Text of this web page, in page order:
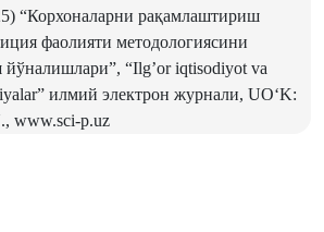
“Корхоналарни рақамлаштириш
фаолияти методологиясини
“Ilg’or iqtisodiyot va
илмий электрон журнали, UOʻK:
www.sci-p.uz